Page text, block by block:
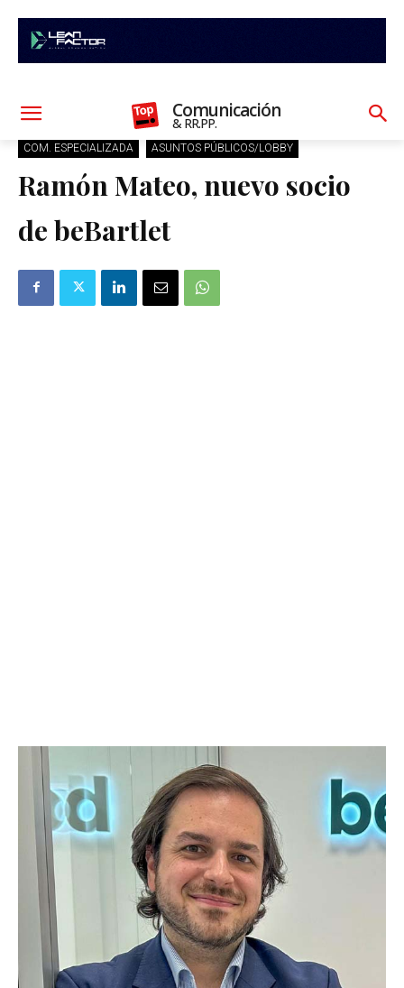
Comunicación
& RR.PP.
COM. ESPECIALIZADA ASUNTOS PÚBLICOS/LOBBY
Ramón Mateo, nuevo socio
de beBartlet